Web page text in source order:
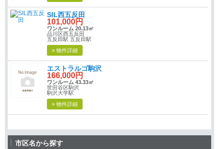
SIL西五反田
101,000円
ワンルーム 20.13㎡
品川区西五反田
五反田駅 五反田駅
» 物件詳細
エストラルゴ駒沢
166,000円
ワンルーム 43.33㎡
世田谷区駒沢
駒沢大学駅
» 物件詳細
市区名から探す